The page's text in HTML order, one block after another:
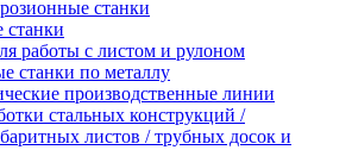
станки
станки
работы с листом и рулоном
станки по металлу
производственные линии
стальных конструкций /
листов / трубных досок и